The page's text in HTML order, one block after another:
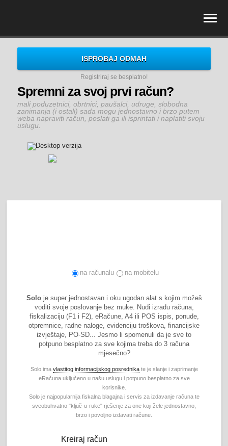
ISPROBAJ ODMAH
Registriraj se besplatno!
Spremni za svoj prvi račun?
mali poduzetnici, obrtnici, paušalci, udruge, slobodna
zanimanja (i ostali) sada mogu jednostavno i brzo putem
weba napraviti račun, poslati ga ili isprintati i naplatiti svoju
uslugu.
na računalu na mobitelu
Soloje super jednostavan i oku ugodan alat s kojim možeš
voditi svoje poslovanje bez muke. Nudi izradu računa,
fiskalizaciju (F1 i F2), eRačune, A4 ili POS ispis, ponude,
otpremnice, radne naloge, evidenciju troškova, financijske
izvještaje, PO-SD... Jesmo li spomenuli da je sve to
potpuno besplatno za sve kojima treba do 3 računa
mjesečno?
Solo ima vlastitog informacijskog posrednikate je slanje i zaprimanje
eRačuna uključeno u našu uslugu i potpuno besplatno za sve
korisnike.
Solo je najpopularnija fiskalna blagajna i servis za izdavanje računa te
sveobuhvatno "ključ-u-ruke" rješenje za one koji žele jednostavno,
brzo i povoljno izdavati račune.
Kreiraj račun